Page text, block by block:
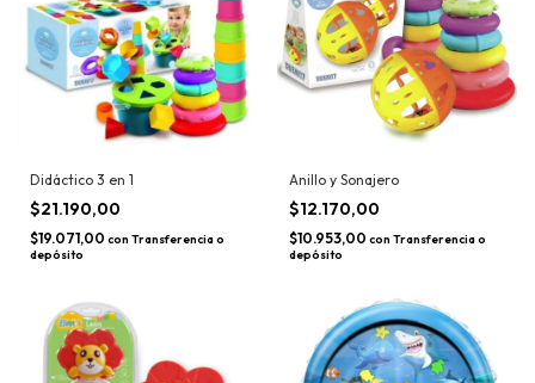
Didáctico 3 en 1
$21.190,00
$19.071,00 con Transferencia o
depósito
Anillo y Sonajero
$12.170,00
$10.953,00 con Transferencia o
depósito